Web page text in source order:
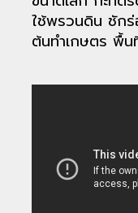
ใช้พรวนดิน ชักร่
ต้นทำเกษตร พื้